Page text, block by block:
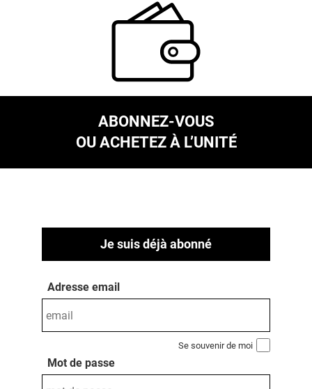
ABONNEZ-VOUS
OU ACHETEZ À L’UNITÉ
Je suis déjà abonné
Adresse email
Se souvenir de moi
Mot de passe